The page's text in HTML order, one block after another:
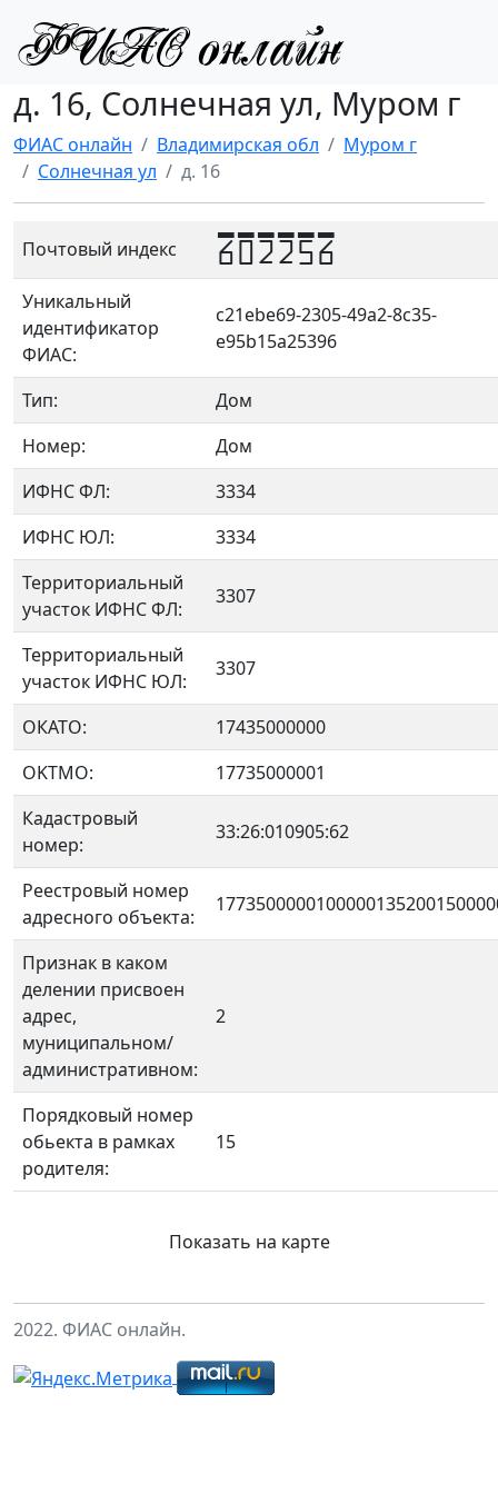
д. 16, Солнечная ул, Муром г
ФИАС онлайн Владимирская обл
Муром г
Солнечная ул
д. 16
Почтовый индекс 602256
Уникальный
идентификатор
ФИАС:
c21ebe69-2305-49a2-8c35-
e95b15a25396
Тип:
Дом
Номер:
Дом
ИФНС ФЛ:
3334
ИФНС ЮЛ:
3334
Территориальный
участок ИФНС ФЛ:
3307
Территориальный
участок ИФНС ЮЛ:
3307
ОКАТО:
17435000000
OKTMO:
17735000001
Кадастровый
номер:
33:26:010905:62
Реестровый номер
адресного объекта:
Признак в каком
делении присвоен
адрес,
муниципальном/
административном:
2
Порядковый номер
обьекта в рамках
родителя:
15
Показать на карте
2022. ФИАС онлайн.